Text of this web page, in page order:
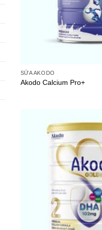
SỮA AKODO
Akodo Calcium Pro+